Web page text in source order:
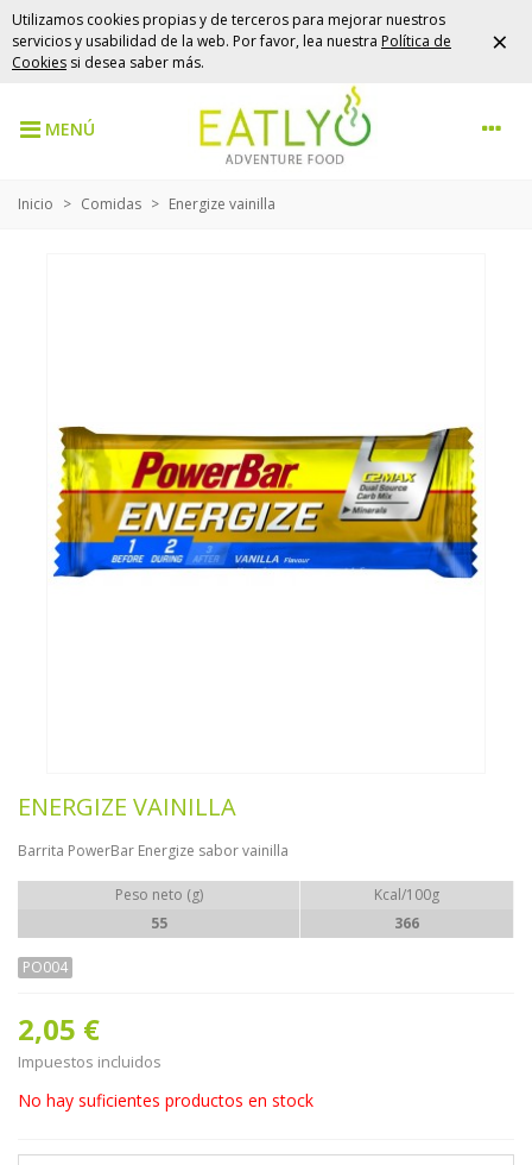
Utilizamos cookies propias y de terceros para mejorar nuestros
servicios y usabilidad de la web. Por favor, lea nuestra Política de
Cookies si desea saber más.
×
MENÚ
Inicio > Comidas > Energize vainilla
ENERGIZE VAINILLA
Barrita PowerBar Energize sabor vainilla
Peso neto (g)
Kcal/100g
55
366
PO004
2,05 €
Impuestos incluidos
No hay suficientes productos en stock